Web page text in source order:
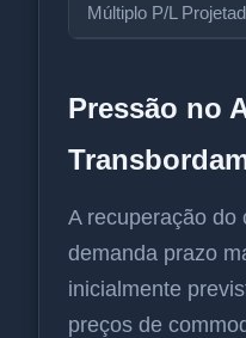
Múltiplo P/L
Pressão no
A recuperação do
demanda prazo
inicialmente
preços de